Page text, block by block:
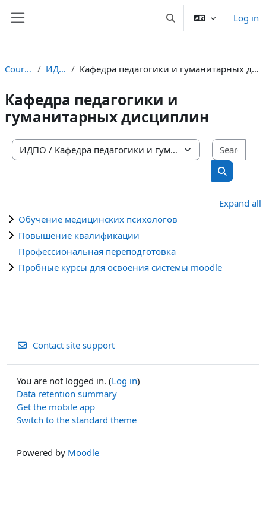
Toggle search inputLog in
Courses ИДПО Кафедра педагогики и гуманитарных дисциплин
Кафедра педагогики и
гуманитарных дисциплин
Course categories
Search
Expand all
Обучение медицинских психологов
Повышение квалификации
Профессиональная переподготовка
Пробные курсы для освоения системы moodle
Contact site support
You are not logged in. (Log in)
Data retention summary
Get the mobile app
Switch to the standard theme
Powered by Moodle